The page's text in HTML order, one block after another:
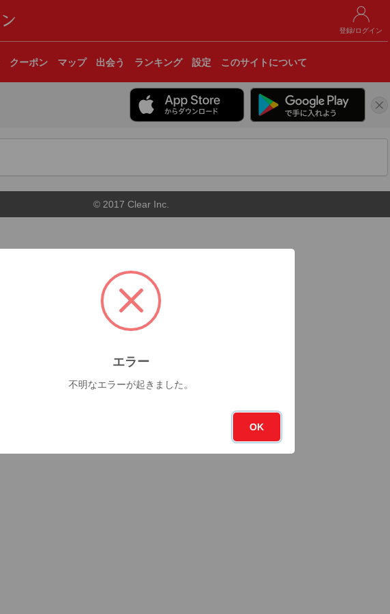
登録/ログイン
クーポン マップ 出会う ランキング 設定 このサイトについて
© 2017 Clear Inc.
エラー
不明なエラーが起きました。
OK